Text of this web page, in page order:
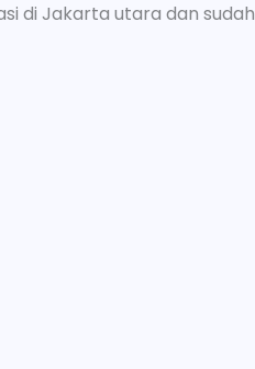
di Jakarta utara dan sudah